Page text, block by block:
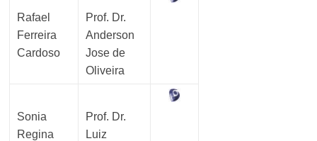
Rafael
Ferreira
Cardoso
Prof. Dr.
Anderson
Jose de
Oliveira
Sonia
Regina
Prof. Dr.
Luiz